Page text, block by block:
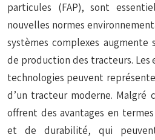
particules (FAP), sont
nouvelles normes
systèmes complexes
de production des tracteurs. Les
technologies peuvent
d’un tracteur moderne. Malgré
offrent des avantages en
et de durabilité, qui